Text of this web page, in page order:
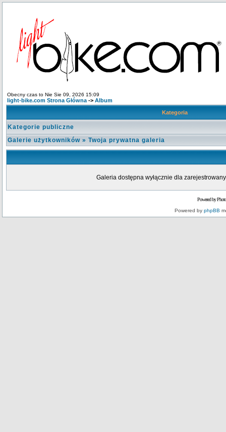
Obecny czas to Nie Sie 09, 2026 15:09
light-bike.com Strona Główna -> Album
Kategoria
Kategorie publiczne
Galerie użytkowników » Twoja prywatna galeria
Galeria dostępna wyłącznie dla
Powered by
Powered by phpBB